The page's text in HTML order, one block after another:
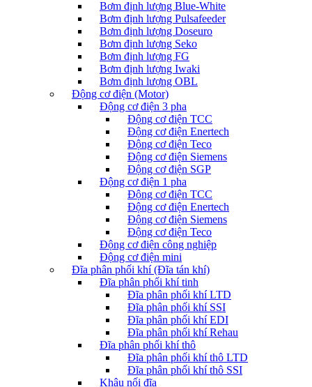
Bơm định lượng Blue-White
Bơm định lượng Pulsafeeder
Bơm định lượng Doseuro
Bơm định lượng Seko
Bơm định lượng FG
Bơm định lượng Iwaki
Bơm định lượng OBL
Động cơ điện (Motor)
Động cơ điện 3 pha
Động cơ điện TCC
Động cơ điện Enertech
Động cơ điện Teco
Động cơ điện Siemens
Động cơ điện SGP
Động cơ điện 1 pha
Động cơ điện TCC
Động cơ điện Enertech
Động cơ điện Siemens
Động cơ điện Teco
Động cơ điện công nghiệp
Động cơ điện mini
Đĩa phân phối khí (Đĩa tán khí)
Đĩa phân phối khí tinh
Đĩa phân phối khí LTD
Đĩa phân phối khí SSI
Đĩa phân phối khí EDI
Đĩa phân phối khí Rehau
Đĩa phân phối khí thô
Đĩa phân phối khí thô LTD
Đĩa phân phối khí thô SSI
Khâu nối đĩa